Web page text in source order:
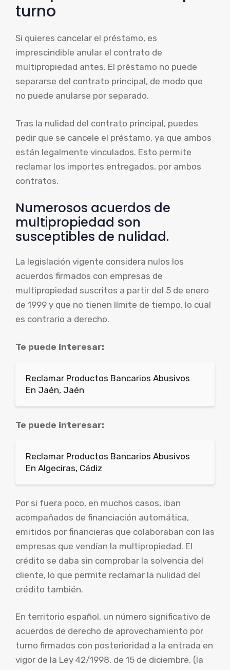
turno
Si quieres cancelar el préstamo, es
imprescindible anular el contrato de
multipropiedad antes. El préstamo no puede
separarse del contrato principal, de modo que
no puede anularse por separado.
Tras la nulidad del contrato principal, puedes
pedir que se cancele el préstamo, ya que ambos
están legalmente vinculados. Esto permite
reclamar los importes entregados, por ambos
contratos.
Numerosos acuerdos de
multipropiedad son
susceptibles de nulidad.
La legislación vigente considera nulos los
acuerdos firmados con empresas de
multipropiedad suscritos a partir del 5 de enero
de 1999 y que no tienen límite de tiempo, lo cual
es contrario a derecho.
Te puede interesar:
Reclamar Productos Bancarios Abusivos
En Jaén, Jaén
Te puede interesar:
Reclamar Productos Bancarios Abusivos
En Algeciras, Cádiz
Por si fuera poco, en muchos casos, iban
acompañados de financiación automática,
emitidos por financieras que colaboraban con las
empresas que vendían la multipropiedad. El
crédito se daba sin comprobar la solvencia del
cliente, lo que permite reclamar la nulidad del
crédito también.
En territorio español, un número significativo de
acuerdos de derecho de aprovechamiento por
turno firmados con posterioridad a la entrada en
vigor de la Ley 42/1998, de 15 de diciembre, (la